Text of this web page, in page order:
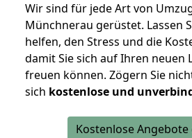
Wir sind für jede Art von
Münchnerau gerüstet. Lassen
helfen, den Stress und die
damit Sie sich auf Ihren neuen
freuen können. Zögern Sie
sich kostenlose und
Kostenlose